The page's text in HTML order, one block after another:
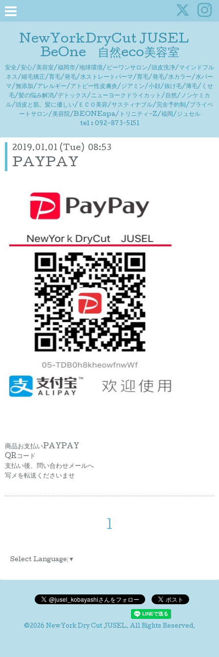
NewYorkDryCut JUSEL
BeOne 自然eco美容室
安全/安心/美容室/福岡市/地球環境/ビーワンサロン/頭皮洗浄/マインドフル
ネス/縮毛矯正/育毛/発毛/水ストレートパーマ/育毛/発毛/水カラー/水パー
マ/無添加/アレルギー/アトピー性皮膚炎/ジアミン/小顔/抜け毛/薄毛/くせ
毛/髪の悩み解消/デトックス/ニューヨークドライカット/自然/ノンケミカ
ル/頭皮と肌、髪に優しい/ＥＣＯ美容/サスティナブル/完全予約制/プライベ
ートサロン/美容院/BEONEspa/トリニティ-Z/福岡/ジュセル
tel : 092-873-5151
2019.01.01 (Tue) 08:53
PAYPAY
商品お支払いPAYPAY
QRコード
支払い後、問い合わせメールへ
写メを転送くださいませ
1
Select Language ▼
©2026 NewYork Dry Cut JUSEL. All Rights Reserved.